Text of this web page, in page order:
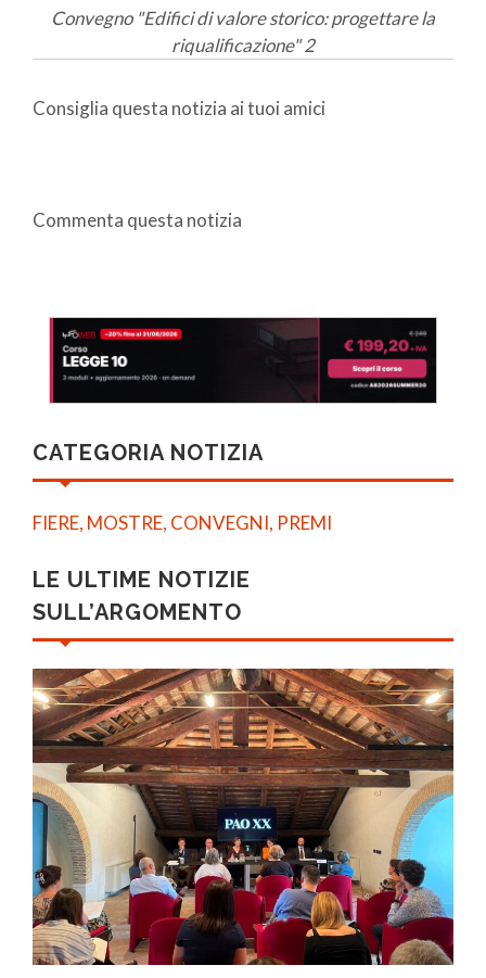
Convegno "Edifici di valore storico: progettare la
riqualificazione" 2
Consiglia questa notizia ai tuoi amici
Commenta questa notizia
CATEGORIA NOTIZIA
FIERE, MOSTRE, CONVEGNI, PREMI
LE ULTIME NOTIZIE
SULL’ARGOMENTO